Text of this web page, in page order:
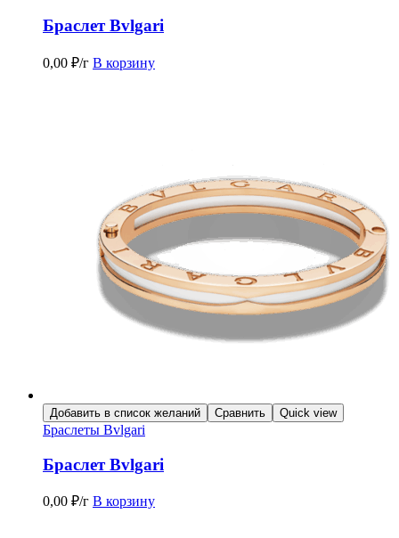
Браслет Bvlgari
0,00 ₽/г В корзину
Добавить в список желаний Сравнить Quick view
Браслеты Bvlgari
Браслет Bvlgari
0,00 ₽/г В корзину